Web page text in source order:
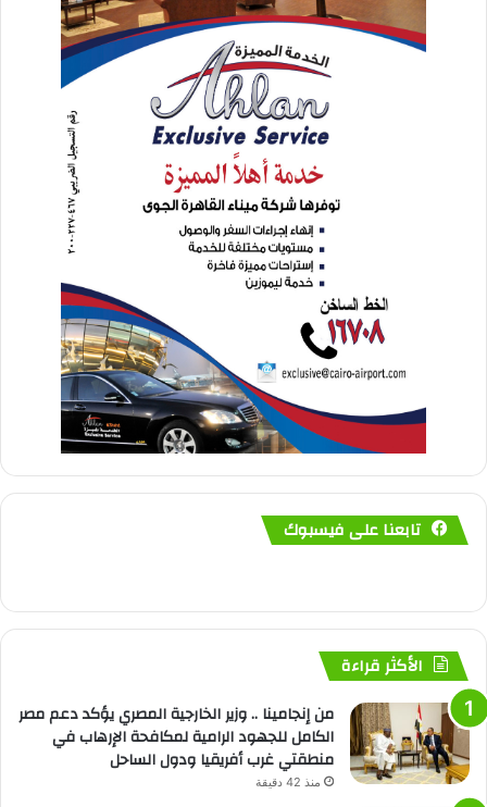
تابعنا على فيسبوك
الأكثر قراءة
من إنجامينا .. وزير الخارجية المصري يؤكد دعم مصر
الكامل للجهود الرامية لمكافحة الإرهاب في
منطقتي غرب أفريقيا ودول الساحل
منذ 42 دقيقة